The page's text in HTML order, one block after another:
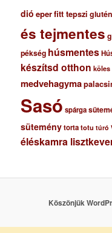
dió eperfitt tepszi
és tejmentes
pékség húsmentes
készítsd otthon köles
medvehagyma
Sasó spárga
süteménytorta totu túró
éléskamra
Köszönjük